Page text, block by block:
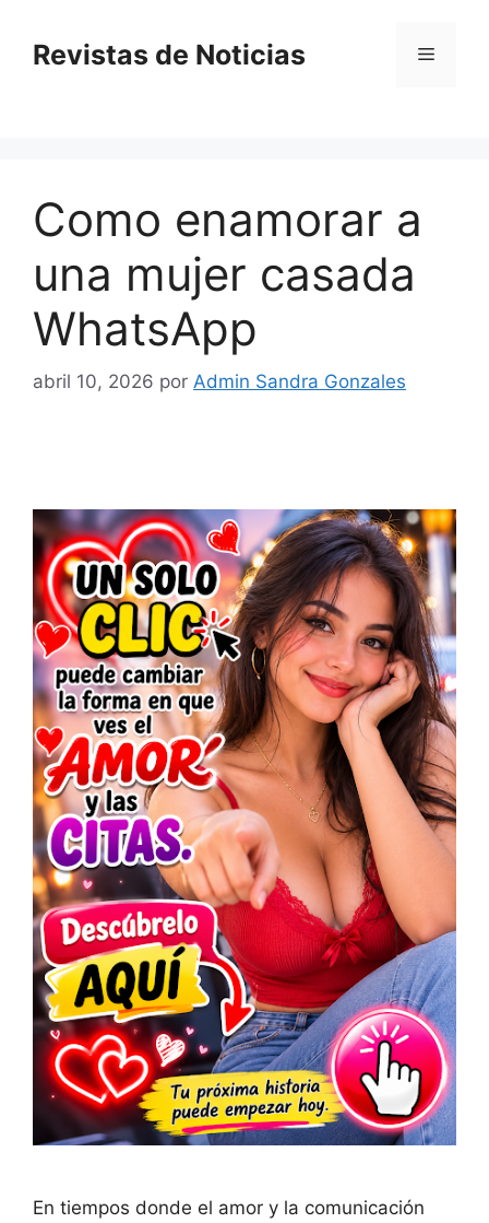
contenido
Revistas de Noticias Menú
Como enamorar a
una mujer casada
WhatsApp
abril 10, 2026 por Admin Sandra Gonzales
En tiempos donde el amor y la comunicación